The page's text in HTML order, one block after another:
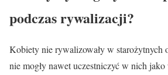
podczas rywalizacji?
Kobiety nie rywalizowały w starożytnych
nie mogły nawet uczestniczyć w nich